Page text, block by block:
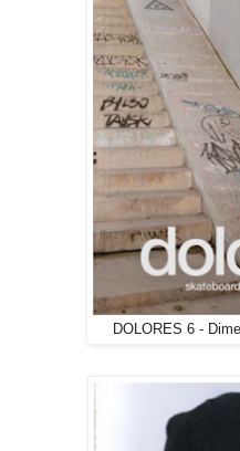
DOLORES 6 -